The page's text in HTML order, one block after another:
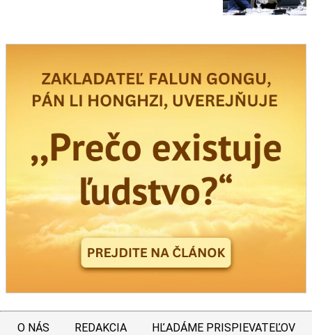
O NÁS REDAKCIA
HĽADÁME PRISPIEVATEĽOV